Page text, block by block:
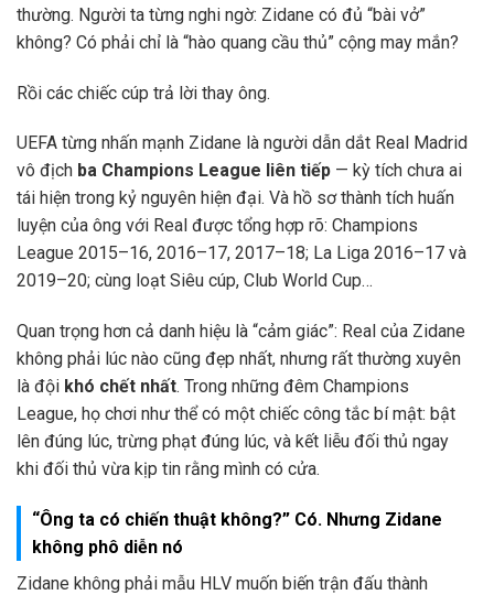
thường. Người ta từng nghi ngờ: Zidane có đủ “bài vở”
không? Có phải chỉ là “hào quang cầu thủ” cộng may mắn?
Rồi các chiếc cúp trả lời thay ông.
UEFA từng nhấn mạnh Zidane là người dẫn dắt Real Madrid
vô địch ba Champions League liên tiếp — kỳ tích chưa ai
tái hiện trong kỷ nguyên hiện đại. Và hồ sơ thành tích huấn
luyện của ông với Real được tổng hợp rõ: Champions
League 2015–16, 2016–17, 2017–18; La Liga 2016–17 và
2019–20; cùng loạt Siêu cúp, Club World Cup…
Quan trọng hơn cả danh hiệu là “cảm giác”: Real của Zidane
không phải lúc nào cũng đẹp nhất, nhưng rất thường xuyên
là đội khó chết nhất. Trong những đêm Champions
League, họ chơi như thể có một chiếc công tắc bí mật: bật
lên đúng lúc, trừng phạt đúng lúc, và kết liễu đối thủ ngay
khi đối thủ vừa kịp tin rằng mình có cửa.
“Ông ta có chiến thuật không?” Có. Nhưng Zidane
không phô diễn nó
Zidane không phải mẫu HLV muốn biến trận đấu thành